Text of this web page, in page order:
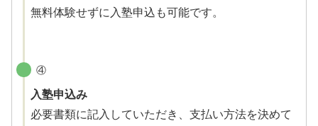
無料体験せずに入塾申込も可能です。
④
入塾申込み
必要書類に記入していただき、支払い方法を決めて